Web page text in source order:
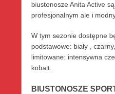
biustonosze Anita Active
profesjonalnym ale i
W tym sezonie dostępne
podstawowe: biały ,
limitowane: intensywna
kobalt.
BIUSTONOSZE